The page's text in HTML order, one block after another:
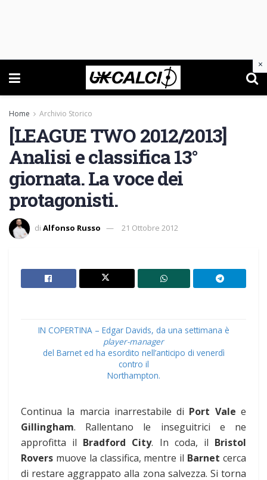
Home Archivio Storico
[LEAGUE TWO 2012/2013]
Analisi e classifica 13°
giornata. La voce dei
protagonisti.
di Alfonso Russo 21 Ottobre 2012
IN COPERTINA – Edgar Davids, da una settimana è
player-manager
del Barnet ed ha esordito nell’anticipo di venerdì
contro il
Northampton.
Continua la marcia inarrestabile di Port Valee
Gillingham. Rallentano le inseguitrici e ne
approfitta il Bradford City. In coda, il Bristol
Rovers muove la classifica, mentre il Barnet cerca
di restare aggrappato alla zona salvezza. Si torna
×